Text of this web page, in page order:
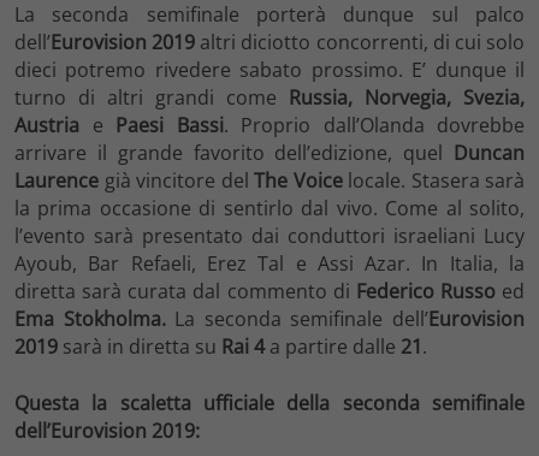
La seconda semifinale porterà dunque sul palco
dell’Eurovision 2019 altri diciotto concorrenti, di cui solo
dieci potremo rivedere sabato prossimo. E’ dunque il
turno di altri grandi come Russia, Norvegia, Svezia,
Austria e Paesi Bassi. Proprio dall’Olanda dovrebbe
arrivare il grande favorito dell’edizione, quel Duncan
Laurence già vincitore del The Voicelocale. Stasera sarà
la prima occasione di sentirlo dal vivo. Come al solito,
l’evento sarà presentato dai conduttori israeliani Lucy
Ayoub, Bar Refaeli, Erez Tal e Assi Azar. In Italia, la
diretta sarà curata dal commento di Federico Russoed
Ema Stokholma. La seconda semifinale dell’Eurovision
2019 sarà in diretta su Rai 4a partire dalle 21.
Questa la scaletta ufficiale della seconda semifinale
dell’Eurovision 2019: